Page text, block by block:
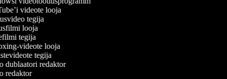
videote looja
tegija
looja
tegija
videote looja
tegija
dublaatori redaktor
redaktor